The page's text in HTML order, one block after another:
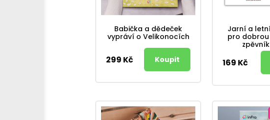
Babička a dědeček
vypráví o Velikonocích
299 Kč
Jarní a
pro
169 Kč